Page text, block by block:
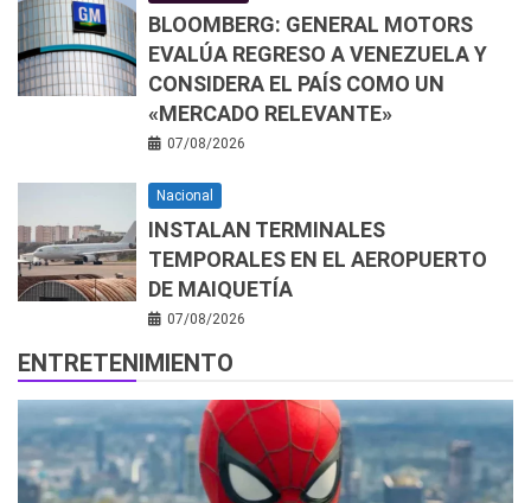
BLOOMBERG: GENERAL MOTORS
EVALÚA REGRESO A VENEZUELA Y
CONSIDERA EL PAÍS COMO UN
«MERCADO RELEVANTE»
07/08/2026
Nacional
INSTALAN TERMINALES
TEMPORALES EN EL AEROPUERTO
DE MAIQUETÍA
07/08/2026
ENTRETENIMIENTO